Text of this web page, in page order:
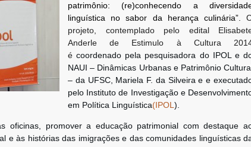
patrimônio: (re)conhecendo a
linguística no sabor da herança culinária”.
projeto, contemplado pelo edital
Anderle de Estimulo à Cultura
écoordenado pela pesquisadora do IPOL e
NAUI – Dinâmicas Urbanas e Patrimônio
– da UFSC, Mariela F. da Silveira e e
pelo Instituto de Investigação e
em Política Linguística(IPOL ).
oficinas, promover a educação patrimonial com destaque
e às histórias das imigrações e das comunidades linguísticas